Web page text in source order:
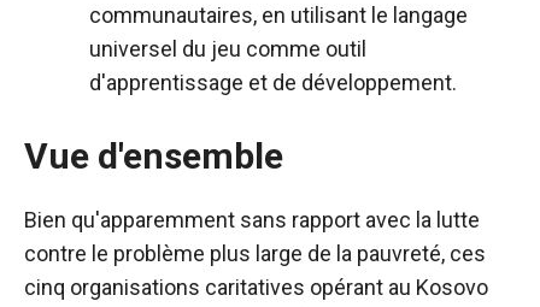
communautaires, en utilisant le langage
universel du jeu comme outil
d'apprentissage et de développement.
Vue d'ensemble
Bien qu'apparemment sans rapport avec la lutte
contre le problème plus large de la pauvreté, ces
cinq organisations caritatives opérant au Kosovo